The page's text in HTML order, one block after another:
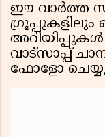
ഈ വാർത്ത
വാട്സാപ്പ്
ഫോളോ